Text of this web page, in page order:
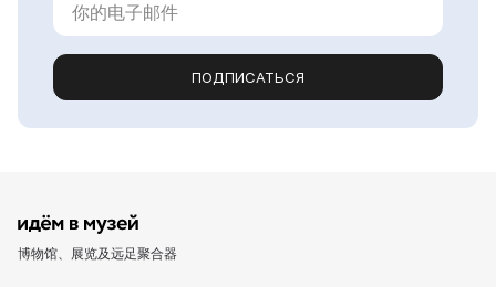
ПОДПИСАТЬСЯ
博物馆、展览及远足聚合器